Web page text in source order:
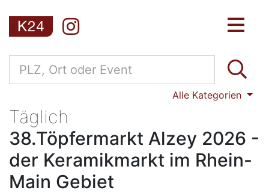
Alle Kategorien
Täglich
38.Töpfermarkt Alzey 2026 -
der Keramikmarkt im Rhein-
Main Gebiet